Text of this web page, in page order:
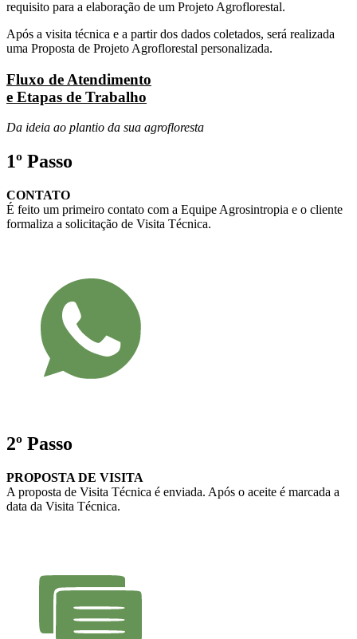
requisito para a elaboração de um Projeto Agroflorestal.
Após a visita técnica e a partir dos dados coletados, será realizada
uma Proposta de Projeto Agroflorestal personalizada.
Fluxo de Atendimento
e Etapas de Trabalho
Da ideia ao plantio da sua agrofloresta
1º Passo
CONTATO
É feito um primeiro contato com a Equipe Agrosintropia e o cliente
formaliza a solicitação de Visita Técnica.
2º Passo
PROPOSTA DE VISITA
A proposta de Visita Técnica é enviada. Após o aceite é marcada a
data da Visita Técnica.